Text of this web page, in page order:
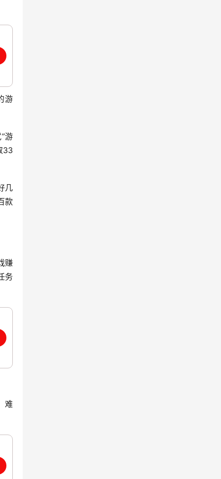
游
游
33
几
款
赚
务
难